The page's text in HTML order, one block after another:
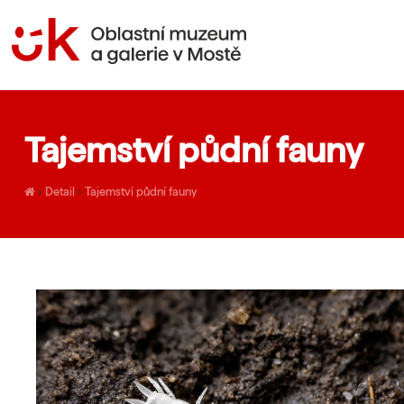
Tajemství půdní fauny
› Detail › Tajemství půdní fauny